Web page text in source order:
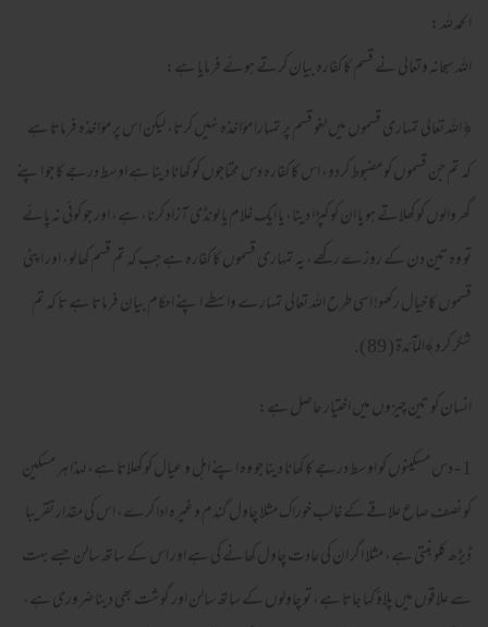
الحمد للہ :
اللہ سبحانہ وتعالى نے قسم كا كفارہ بيان كرتے ہوئے فرمايا ہے:
﴿ اللہ تعالى تمہارى قسموں ميں لغو قسم پر تمہارا مؤاخذہ نہيں كرتا، ليكن اس پر مؤاخذہ فرماتا ہے
كہ تم جن قسموں كو مضبوط كردو، اس كا كفارہ دس محتاجوں كو كھانا دينا ہے اوسط درجے كا جو اپنے
گھروالوں كو كھلاتے ہو يا ان كو كپڑا دينا، يا ايك غلام يا لونڈى آزاد كرنا، ہے، اور جو كوئى نہ پائے
تو وہ تين دن كے روزے ركھے، يہ تمہارى قسموں كا كفارہ ہے جب كہ تم قسم كھا لو، اور اپنى
قسموں كا خيال ركھو! اسى طرح اللہ تعالى تمہارے واسطے اپنے احكام بيان فرماتا ہے تا كہ تم
شكر كرو ﴾المآئدۃ ( 89 ).
انسان كو تين چيزوں ميں اختيار حاصل ہے:
1 - دس مسكينوں كو اوسط درجے كا كھانا دينا جو وہ اپنے اہل و عيال كو كھلاتا ہے، لہذا ہر مسكين
كو نصف صاع علاقے كے غالب خوراك مثلا چاول گندم وغيرہ ادا كرے، اس كى مقدار تقريبا
ڈيڑھ كلو بنتى ہے، مثلا اگر ان كى عادت چاول كھانے كى ہے اور اس كے ساتھ سالن جسے بہت
سے علاقوں ميں پلاؤ كہا جاتا ہے، تو چاولوں كے ساتھ سالن اور گوشت بھى دينا ضرورى ہے،